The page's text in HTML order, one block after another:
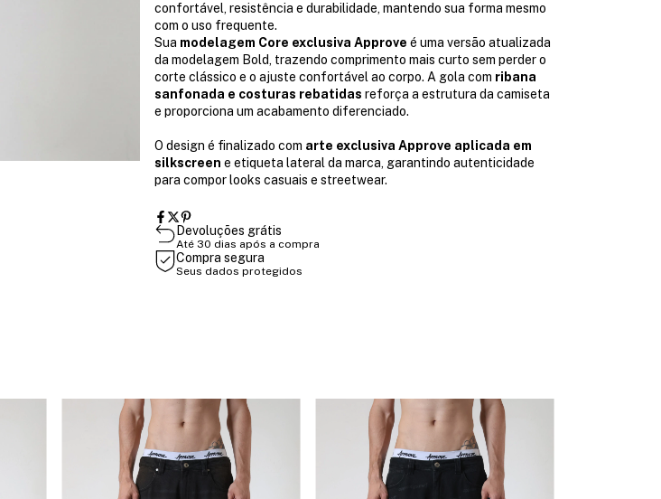
confortável, resistência e durabilidade, mantendo sua forma mesmo
com o uso frequente.
Sua modelagem Core exclusiva Approve é uma versão atualizada
da modelagem Bold, trazendo comprimento mais curto sem perder o
corte clássico e o ajuste confortável ao corpo. A gola com ribana
sanfonada e costuras rebatidas reforça a estrutura da camiseta
e proporciona um acabamento diferenciado.
O design é finalizado com arte exclusiva Approve aplicada em
silkscreen e etiqueta lateral da marca, garantindo autenticidade
para compor looks casuais e streetwear.
Devoluções grátis
Até 30 dias após a compra
Compra segura
Seus dados protegidos